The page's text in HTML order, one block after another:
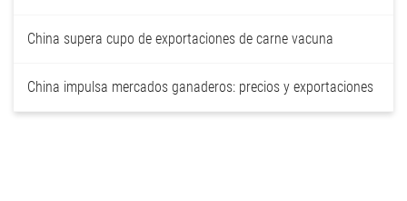
China supera cupo de exportaciones de carne vacuna
China impulsa mercados ganaderos: precios y exportaciones